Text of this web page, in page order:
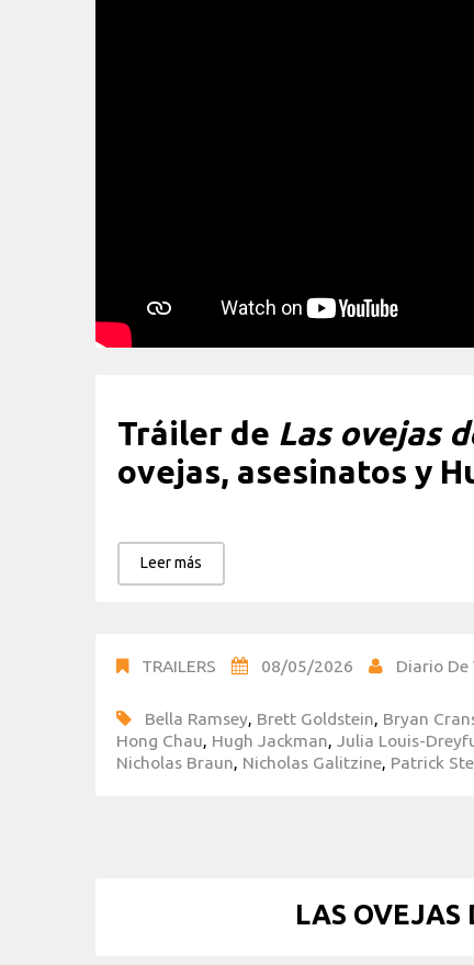
Tráiler de Las ovejas
ovejas, asesinatos y
Leer más
TRAILERS 08/05/2026 Diario De
Bella Ramsey, Brett Goldstein, Bryan
Hong Chau, Hugh Jackman, Julia Louis-
Nicholas Braun, Nicholas Galitzine, Patrick
LAS OVEJAS